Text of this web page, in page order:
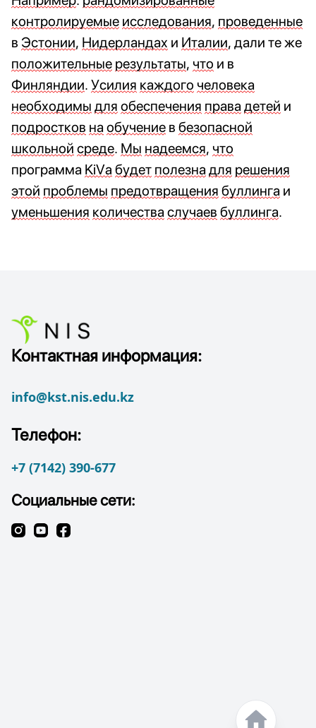
контролируемые исследования, проведенные
в Эстонии, Нидерландах и Италии
положительные результаты, что
Финляндии. Усилия каждого человека
необходимы для обеспечения права детей
подростков на обучение в безопасной
школьной среде. Мы надеемся, что
программа KiVa будет полезна для решения
этой проблемы предотвращения буллинга
уменьшения количества случаев буллинга.
Контактная информация:
info@kst.nis.edu.kz
Телефон:
+7 (7142) 390-677
Социальные сети: